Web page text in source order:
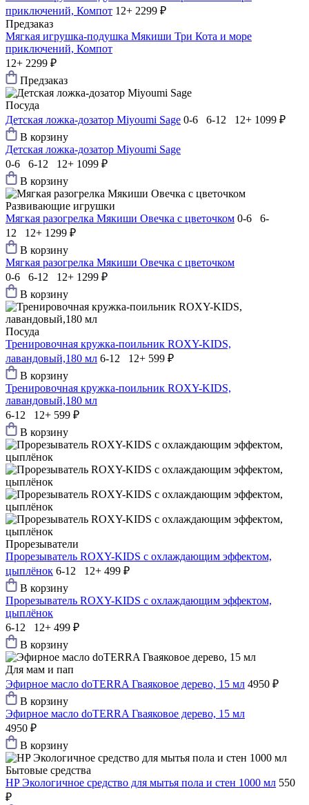
приключений, Компот 12+ 2299 ₽
Предзаказ
Мягкая игрушка-подушка Мякиши Три Кота и море
приключений, Компот
12+ 2299 ₽
Предзаказ
Посуда
Детская ложка-дозатор Мiyoumi Sage 0-6 6-12 12+ 1099 ₽
В корзину
Детская ложка-дозатор Мiyoumi Sage
0-6 6-12 12+ 1099 ₽
В корзину
Развивающие игрушки
Мягкая разогрелка Мякиши Овечка с цветочком 0-6 6-
12 12+ 1299 ₽
В корзину
Мягкая разогрелка Мякиши Овечка с цветочком
0-6 6-12 12+ 1299 ₽
В корзину
Посуда
Тренировочная кружка-поильник ROXY-KIDS,
лавандовый,180 мл 6-12 12+ 599 ₽
В корзину
Тренировочная кружка-поильник ROXY-KIDS,
лавандовый,180 мл
6-12 12+ 599 ₽
В корзину
Прорезыватели
Прорезыватель ROXY-KIDS с охлаждающим эффектом,
цыплёнок 6-12 12+ 499 ₽
В корзину
Прорезыватель ROXY-KIDS с охлаждающим эффектом,
цыплёнок
6-12 12+ 499 ₽
В корзину
Для мам и пап
Эфирное масло doTERRA Гваяковое дерево, 15 мл 4950 ₽
В корзину
Эфирное масло doTERRA Гваяковое дерево, 15 мл
4950 ₽
В корзину
Бытовые средства
HP Экологичное средство для мытья пола и стен 1000 мл 550
₽